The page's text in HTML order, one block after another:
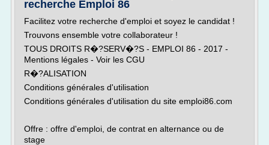
recherche Emploi 86
Facilitez votre recherche d'emploi et soyez le candidat !
Trouvons ensemble votre collaborateur !
TOUS DROITS R�?SERV�?S - EMPLOI 86 - 2017 -
Mentions légales - Voir les CGU
R�?ALISATION
Conditions générales d'utilisation
Conditions générales d'utilisation du site emploi86.com
Offre : offre d'emploi, de contrat en alternance ou de
stage